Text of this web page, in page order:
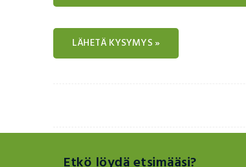
LÄHETÄ KYSYMYS »